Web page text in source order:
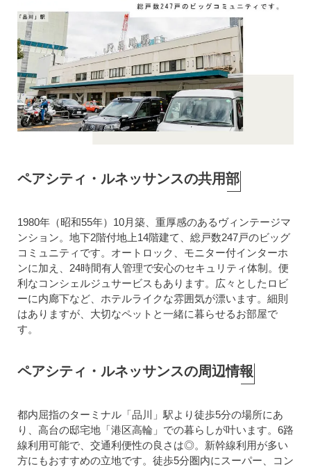
ペアシティ・ルネッサンスの共用部
1980年（昭和55年）10月築、重厚感のあるヴィンテージマ
ンション。地下2階付地上14階建て、総戸数247戸のビッグ
コミュニティです。オートロック、モニター付インターホ
ンに加え、24時間有人管理で安心のセキュリティ体制。便
利なコンシェルジュサービスもあります。広々としたロビ
ーに内廊下など、ホテルライクな雰囲気が漂います。細則
はありますが、大切なペットと一緒に暮らせるお部屋で
す。
ペアシティ・ルネッサンスの周辺情報
都内屈指のターミナル「品川」駅より徒歩5分の場所にあ
り、高台の邸宅地「港区高輪」での暮らしが叶います。6路
線利用可能で、交通利便性の良さは◎。新幹線利用が多い
方にもおすすめの立地です。徒歩5分圏内にスーパー、コン